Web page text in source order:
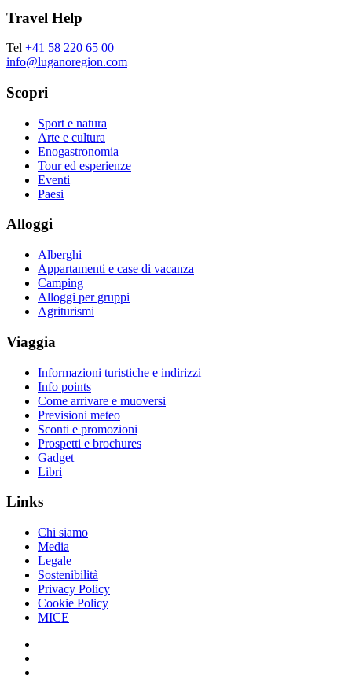
Travel Help
Tel +41 58 220 65 00
info@luganoregion.com
Scopri
Sport e natura
Arte e cultura
Enogastronomia
Tour ed esperienze
Eventi
Paesi
Alloggi
Alberghi
Appartamenti e case di vacanza
Camping
Alloggi per gruppi
Agriturismi
Viaggia
Informazioni turistiche e indirizzi
Info points
Come arrivare e muoversi
Previsioni meteo
Sconti e promozioni
Prospetti e brochures
Gadget
Libri
Links
Chi siamo
Media
Legale
Sostenibilità
Privacy Policy
Cookie Policy
MICE